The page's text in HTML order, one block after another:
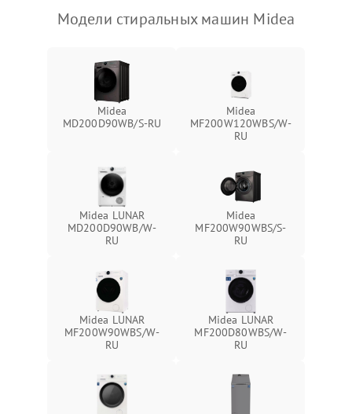
Модели стиральных машин Midea
Midea
MD200D90WB/S-RU
Midea
MF200W120WBS/W-
RU
Midea LUNAR
MD200D90WB/W-
RU
Midea
MF200W90WBS/S-
RU
Midea LUNAR
MF200W90WBS/W-
RU
Midea LUNAR
MF200D80WBS/W-
RU